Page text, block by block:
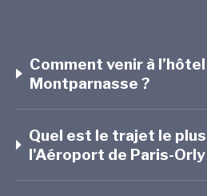
Comment venir à
Montparnasse ?
Quel est le trajet le
l'Aéroport de Paris-Orly